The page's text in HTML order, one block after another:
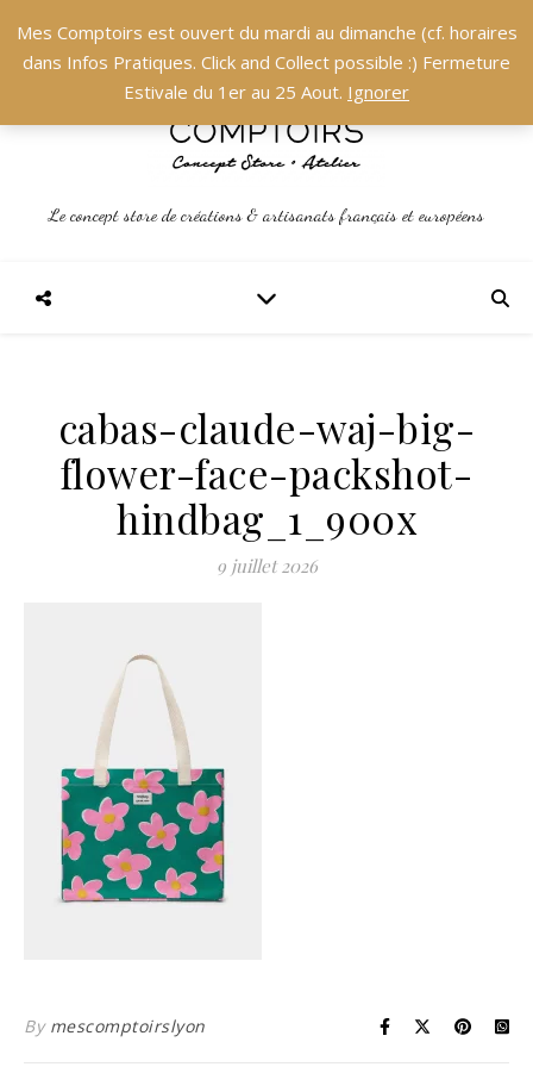
Le concept store de créations & artisanats français et européens
cabas-claude-waj-big-
flower-face-packshot-
hindbag_1_900x
9 juillet 2026
By mescomptoirslyon
Mes Comptoirs est ouvert du mardi au dimanche (cf. horaires
dans Infos Pratiques. Click and Collect possible :) Fermeture
Estivale du 1er au 25 Aout. Ignorer